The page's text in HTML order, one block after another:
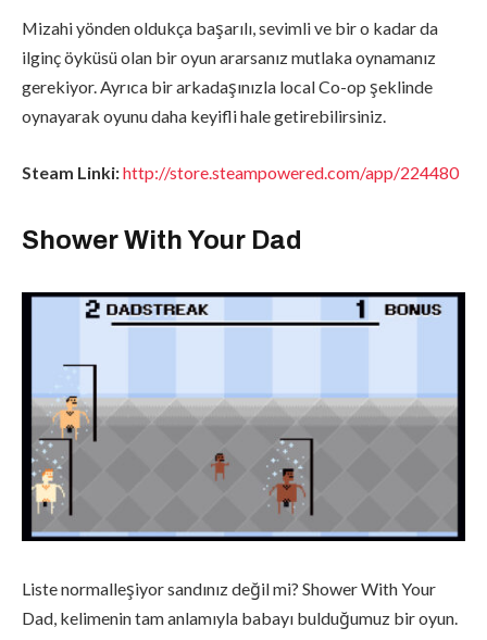
Mizahi yönden oldukça başarılı, sevimli ve bir o kadar da
ilginç öyküsü olan bir oyun ararsanız mutlaka oynamanız
gerekiyor. Ayrıca bir arkadaşınızla local Co-op şeklinde
oynayarak oyunu daha keyifli hale getirebilirsiniz.
Steam Linki:http://store.steampowered.com/app/224480
Shower With Your Dad
Liste normalleşiyor sandınız değil mi? Shower With Your
Dad, kelimenin tam anlamıyla babayı bulduğumuz bir oyun.